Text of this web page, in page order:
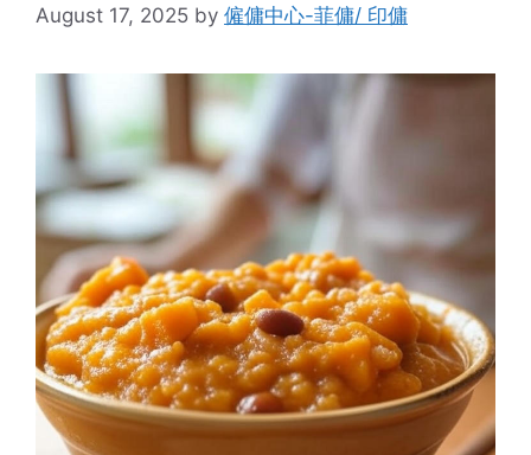
August 17, 2025 by 僱傭中心-菲傭/ 印傭